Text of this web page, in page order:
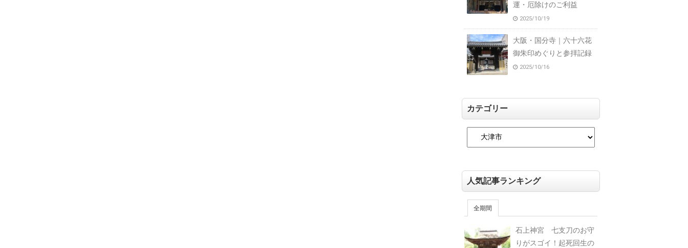
運・厄除けのご利益
2025/10/19
大阪・国分寺｜六十六花
御朱印めぐりと参拝記録
2025/10/16
カテゴリー
人気記事ランキング
全期間
石上神宮 七支刀のお守
りがスゴイ！起死回生の